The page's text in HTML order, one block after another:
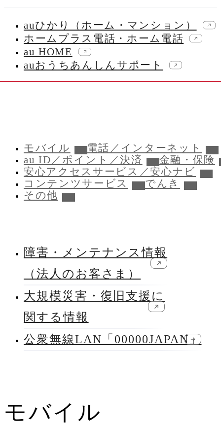
auひかり（ホーム・マンション）
ホームプラス電話・ホーム電話
au HOME
auおうちあんしんサポート
モバイル
電話／インターネット
au ID／ポイント／決済
金融・保険
安心アクセスサービス／安心ナビ
コンテンツサービス
でんき
その他
障害・メンテナンス情報
（法人のお客さま）
新規ウィンドウで開く
大規模災害・復旧支援に
関する情報
新規ウィンドウで開く
公衆無線LAN「00000JAPAN」
モバイル